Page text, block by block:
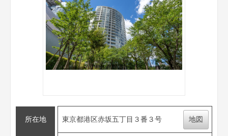
所在地 東京都港区赤坂五丁目３番３号 地図